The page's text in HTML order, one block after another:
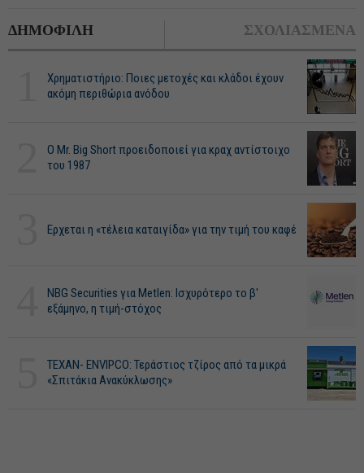
ΔΗΜΟΦΙΛΗ ΣΧΟΛΙΑΣΜΕΝΑ
Χρηματιστήριο: Ποιες μετοχές και κλάδοι έχουν
ακόμη περιθώρια ανόδου
O Mr. Big Short προειδοποιεί για κραχ αντίστοιχο
του 1987
Ερχεται η «τέλεια καταιγίδα» για την τιμή του καφέ
NBG Securities για Metlen: Ισχυρότερο το β'
εξάμηνο, η τιμή-στόχος
ΤΕΧΑΝ- ENVIPCO: Τεράστιος τζίρος από τα μικρά
«Σπιτάκια Ανακύκλωσης»